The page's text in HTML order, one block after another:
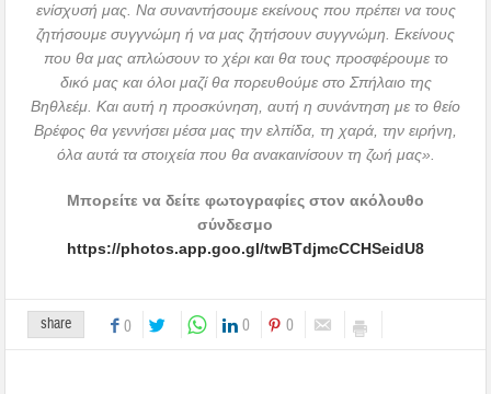
ενίσχυσή μας. Να συναντήσουμε εκείνους που πρέπει να τους
ζητήσουμε συγγνώμη ή να μας ζητήσουν συγγνώμη. Εκείνους
που θα μας απλώσουν το χέρι και θα τους προσφέρουμε το
δικό μας και όλοι μαζί θα πορευθούμε στο Σπήλαιο της
Βηθλεέμ. Και αυτή η προσκύνηση, αυτή η συνάντηση με το θείο
Βρέφος θα γεννήσει μέσα μας την ελπίδα, τη χαρά, την ειρήνη,
όλα αυτά τα στοιχεία που θα ανακαινίσουν τη ζωή μας».
Μπορείτε να δείτε φωτογραφίες στον ακόλουθο
σύνδεσμο
https://photos.app.goo.gl/twBTdjmcCCHSeidU8
share 0 0 0